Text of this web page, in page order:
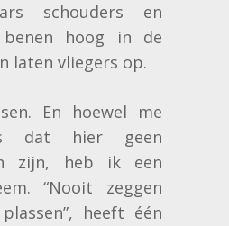
schouders en
hoog in de
laten vliegers op.
En hoewel me
dat hier geen
zijn, heb ik een
“Nooit zeggen
heeft één